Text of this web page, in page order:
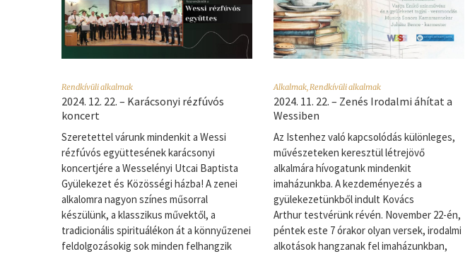
Rendkívüli alkalmak
2024. 12. 22. – Karácsonyi rézfúvós
koncert
Szeretettel várunk mindenkit a Wessi
rézfúvós együttesének karácsonyi
koncertjére a Wesselényi Utcai Baptista
Gyülekezet és Közösségi házba! A zenei
alkalomra nagyon színes műsorral
készülünk, a klasszikus művektől, a
tradicionális spirituálékon át a könnyűzenei
feldolgozásokig sok minden felhangzik
Alkalmak,Rendkívüli alkalmak
2024. 11. 22. – Zenés Irodalmi áhítat a
Wessiben
Az Istenhez való kapcsolódás különleges,
művészeteken keresztül létrejövő
alkalmára hívogatunk mindenkit
imaházunkba. A kezdeményezés a
gyülekezetünkből indult Kovács
Arthur testvérünk révén. November 22-én,
péntek este 7 órakor olyan versek, irodalmi
alkotások hangzanak fel imaházunkban,